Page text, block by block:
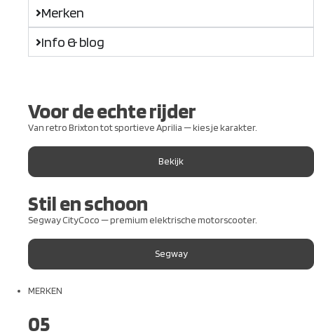
Merken
Info & blog
Voor de echte rijder
Van retro Brixton tot sportieve Aprilia — kies je karakter.
Bekijk
Stil en schoon
Segway CityCoco — premium elektrische motorscooter.
Segway
MERKEN
05